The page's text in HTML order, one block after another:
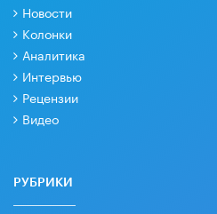
Новости
Колонки
Аналитика
Интервью
Рецензии
Видео
РУБРИКИ